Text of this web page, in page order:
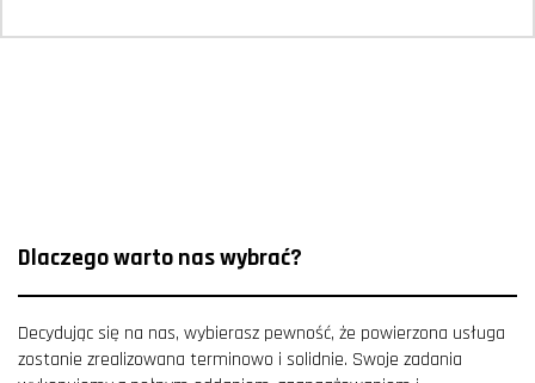
Dlaczego warto nas wybrać?
Decydując się na nas, wybierasz pewność, że powierzona usługa
zostanie zrealizowana terminowo i solidnie. Swoje zadania